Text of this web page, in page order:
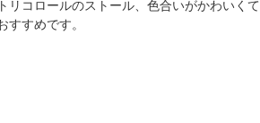
トリコロールのストール、色合いがかわいくて
すすめです。